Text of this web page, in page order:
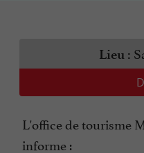
Lieu :
L'office de tourisme
informe :